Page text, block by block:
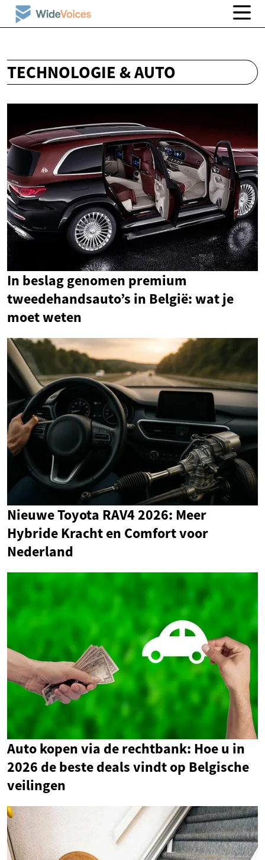
TECHNOLOGIE & AUTO
In beslag genomen premium
tweedehandsauto’s in België: wat je
moet weten
Nieuwe Toyota RAV4 2026: Meer
Hybride Kracht en Comfort voor
Nederland
Auto kopen via de rechtbank: Hoe u in
2026 de beste deals vindt op Belgische
veilingen